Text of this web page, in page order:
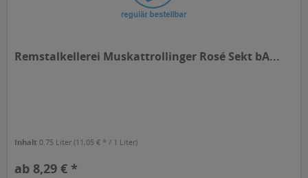
Remstalkellerei Muskattrollinger Rosé Sekt bA...
Inhalt0.75 Liter(11,05 € * / 1 Liter)
ab 8,29 € *